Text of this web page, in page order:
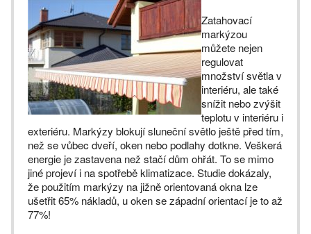
Zatahovací
markýzou
můžete nejen
regulovat
množství světla v
interiéru, ale také
snížit nebo zvýšit
teplotu v interiéru i
exteriéru. Markýzy blokují sluneční světlo ještě před tím,
než se vůbec dveří, oken nebo podlahy dotkne. Veškerá
energie je zastavena než stačí dům ohřát. To se mimo
jiné projeví i na spotřebě klimatizace. Studie dokázaly,
že použitím markýzy na jižně orientovaná okna lze
ušetřit 65% nákladů, u oken se západní orientací je to až
77%!